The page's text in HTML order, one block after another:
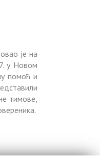
је на
у Новом
помоћ и
тимове,